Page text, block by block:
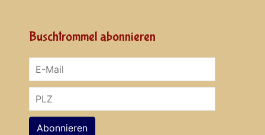
Buschtrommel abonnieren
Abonnieren